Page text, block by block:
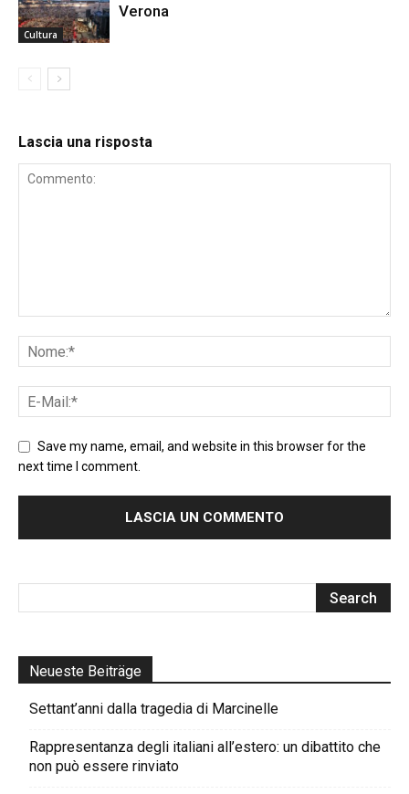
Cultura
Verona
Lascia una risposta
Save my name, email, and website in this browser for the
next time I comment.
Neueste Beiträge
Settant’anni dalla tragedia di Marcinelle
Rappresentanza degli italiani all’estero: un dibattito che
non può essere rinviato